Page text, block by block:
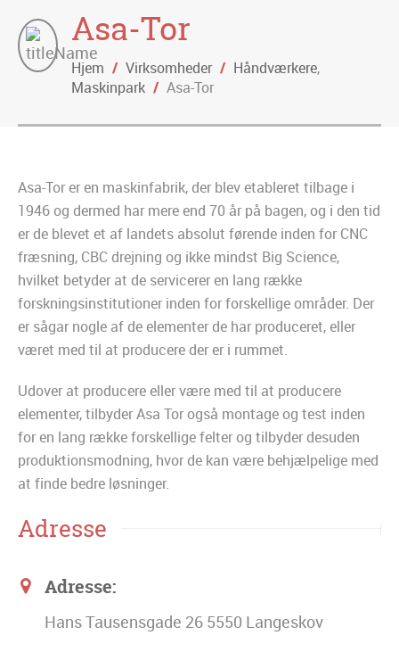
Asa-Tor
Hjem / Virksomheder / Håndværkere,
Maskinpark / Asa-Tor
Asa-Tor er en maskinfabrik, der blev etableret tilbage i
1946 og dermed har mere end 70 år på bagen, og i den tid
er de blevet et af landets absolut førende inden for CNC
fræsning, CBC drejning og ikke mindst Big Science,
hvilket betyder at de servicerer en lang række
forskningsinstitutioner inden for forskellige områder. Der
er sågar nogle af de elementer de har produceret, eller
været med til at producere der er i rummet.
Udover at producere eller være med til at producere
elementer, tilbyder Asa Tor også montage og test inden
for en lang række forskellige felter og tilbyder desuden
produktionsmodning, hvor de kan være behjælpelige med
at finde bedre løsninger.
Adresse
Adresse:
​Hans Tausensgade 26 5550 Langeskov